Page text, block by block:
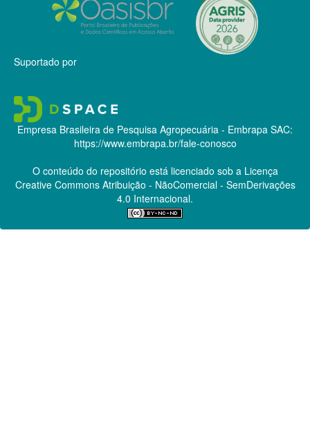
Suportado por
Empresa Brasileira de Pesquisa Agropecuária - Embrapa SAC:
https://www.embrapa.br/fale-conosco
O conteúdo do repositório está licenciado sob a Licença
Creative CommonsAtribuição - NãoComercial - SemDerivações
4.0 Internacional.